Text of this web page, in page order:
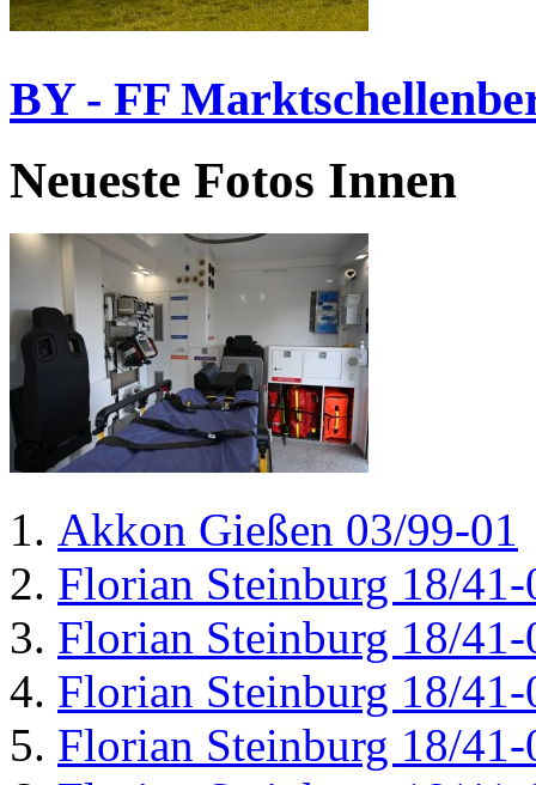
BY - FF
Neueste Fotos Innen
Akkon Gießen 03/99-01
Florian Steinburg 18/41-
Florian Steinburg 18/41-
Florian Steinburg 18/41-
Florian Steinburg 18/41-